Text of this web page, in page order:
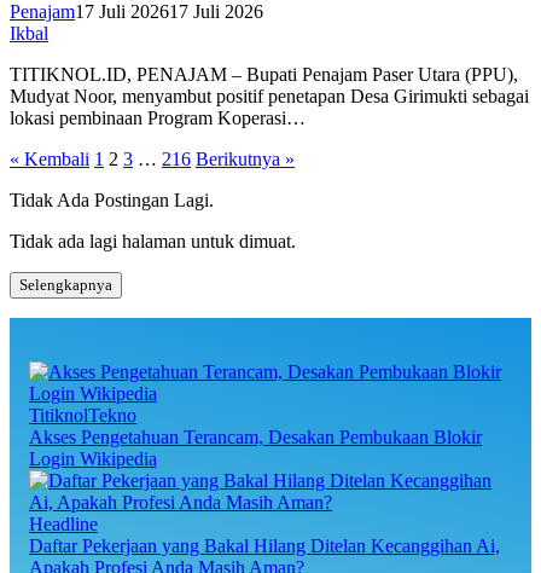
Penajam17 Juli 202617 Juli 2026
Ikbal
TITIKNOL.ID, PENAJAM – Bupati Penajam Paser Utara (PPU),
Mudyat Noor, menyambut positif penetapan Desa Girimukti sebagai
lokasi pembinaan Program Koperasi…
Paginasi
pos
« Kembali 1 2 3 … 216 Berikutnya »
Tidak Ada Postingan Lagi.
Tidak ada lagi halaman untuk dimuat.
Selengkapnya
TitiknolTekno
Akses Pengetahuan Terancam, Desakan Pembukaan Blokir
Login Wikipedia
Headline
Daftar Pekerjaan yang Bakal Hilang Ditelan Kecanggihan Ai,
Apakah Profesi Anda Masih Aman?